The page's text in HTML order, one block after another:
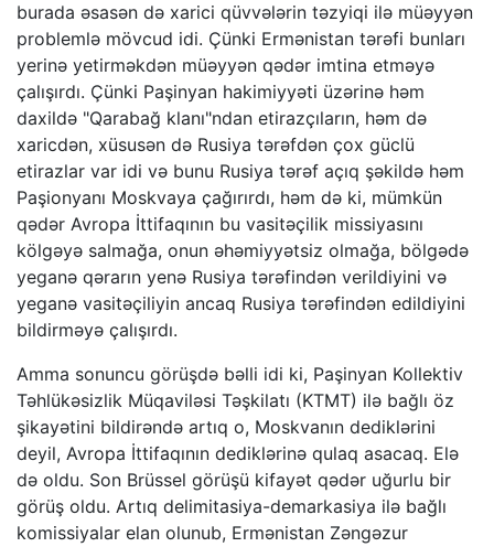
burada əsasən də xarici qüvvələrin təzyiqi ilə müəyyən
problemlə mövcud idi. Çünki Ermənistan tərəfi bunları
yerinə yetirməkdən müəyyən qədər imtina etməyə
çalışırdı. Çünki Paşinyan hakimiyyəti üzərinə həm
daxildə "Qarabağ klanı"ndan etirazçıların, həm də
xaricdən, xüsusən də Rusiya tərəfdən çox güclü
etirazlar var idi və bunu Rusiya tərəf açıq şəkildə həm
Paşionyanı Moskvaya çağırırdı, həm də ki, mümkün
qədər Avropa İttifaqının bu vasitəçilik missiyasını
kölgəyə salmağa, onun əhəmiyyətsiz olmağa, bölgədə
yeganə qərarın yenə Rusiya tərəfindən verildiyini və
yeganə vasitəçiliyin ancaq Rusiya tərəfindən edildiyini
bildirməyə çalışırdı.
Amma sonuncu görüşdə bəlli idi ki, Paşinyan Kollektiv
Təhlükəsizlik Müqaviləsi Təşkilatı (KTMT) ilə bağlı öz
şikayətini bildirəndə artıq o, Moskvanın dediklərini
deyil, Avropa İttifaqının dediklərinə qulaq asacaq. Elə
də oldu. Son Brüssel görüşü kifayət qədər uğurlu bir
görüş oldu. Artıq delimitasiya-demarkasiya ilə bağlı
komissiyalar elan olunub, Ermənistan Zəngəzur